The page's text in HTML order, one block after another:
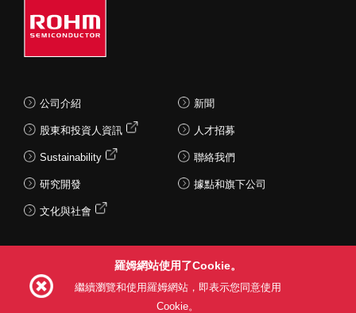
公司介紹
股東和投資人資訊
Sustainability
研究開發
文化與社會
新聞
人才招募
聯絡我們
據點和旗下公司
羅姆網站使用了Cookie。
繼續瀏覽和使用羅姆網站，即表示您同意使用
Cookie。